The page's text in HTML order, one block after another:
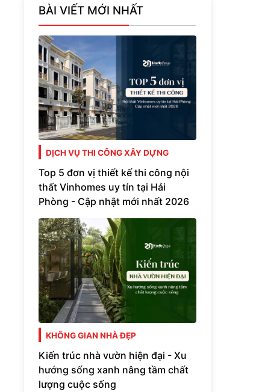
BÀI VIẾT MỚI NHẤT
DỊCH VỤ THI CÔNG XÂY DỰNG
Top 5 đơn vị thiết kế thi công nội
thất Vinhomes uy tín tại Hải
Phòng - Cập nhật mới nhất 2026
KHÔNG GIAN NHÀ ĐẸP
Kiến trúc nhà vườn hiện đại - Xu
hướng sống xanh nâng tầm chất
lượng cuộc sống